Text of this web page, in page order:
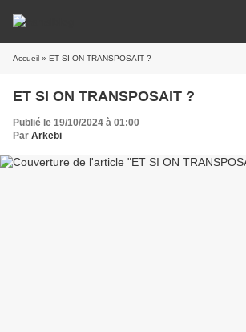
Accueil » ET SI ON TRANSPOSAIT ?
ET SI ON TRANSPOSAIT ?
Publié le 19/10/2024 à 01:00
Par Arkebi